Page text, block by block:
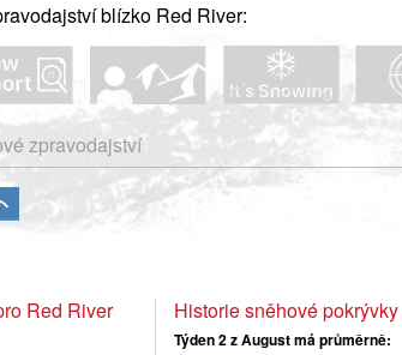
blízko Red River:
zpravodajství
Red River Historie sněhové pokrývky
Týden 2 z August má průměrně: